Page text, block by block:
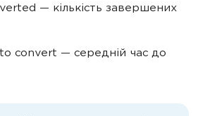
— кількість завершених
convert — середній час до